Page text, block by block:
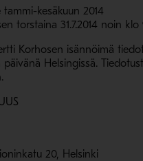
kesäkuun 2014
torstaina 31.7.2014 noin klo
Korhosen isännöimä
Helsingissä.
20, Helsinki